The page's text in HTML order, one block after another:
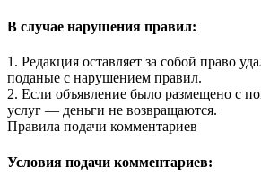
В случае нарушения правил:
1. Редакция оставляет за собой право
поданые с нарушением правил.
2. Если объявление было размещено с
услуг — деньги не возвращаются.
Правила подачи комментариев
Условия подачи комментариев: